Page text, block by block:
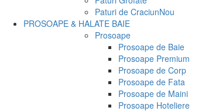
Paturi de CraciunNou
PROSOAPE & HALATE BAIE
Prosoape
Prosoape de Baie
Prosoape Premium
Prosoape de Corp
Prosoape de Fata
Prosoape de Maini
Prosoape Hoteliere